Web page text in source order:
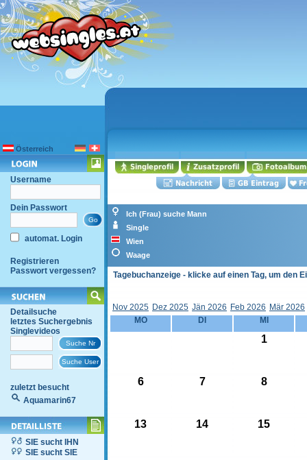
Österreich
Username
Dein Passwort
automat. Login
Registrieren
Passwort vergessen?
Detailsuche
letztes Suchergebnis
Singlevideos
zuletzt besucht
Aquamarin67
SIE sucht IHN
SIE sucht SIE
Ich (Frau) suche Mann
Single
Wien
Waage
Tagebuchanzeige - klicke auf einen Tag, um den
Nov 2025 Dez 2025 Jän 2026 Feb 2026 Mär 2026
MO
DI MI
1
6 7 8
13 14 15